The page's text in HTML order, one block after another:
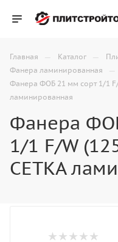
Главная — Каталог —
Фанера ламинированная —
Фанера ФОБ 21 мм сорт 1/1
ламинированная
Фанера
1/1 F/W
СЕТКА